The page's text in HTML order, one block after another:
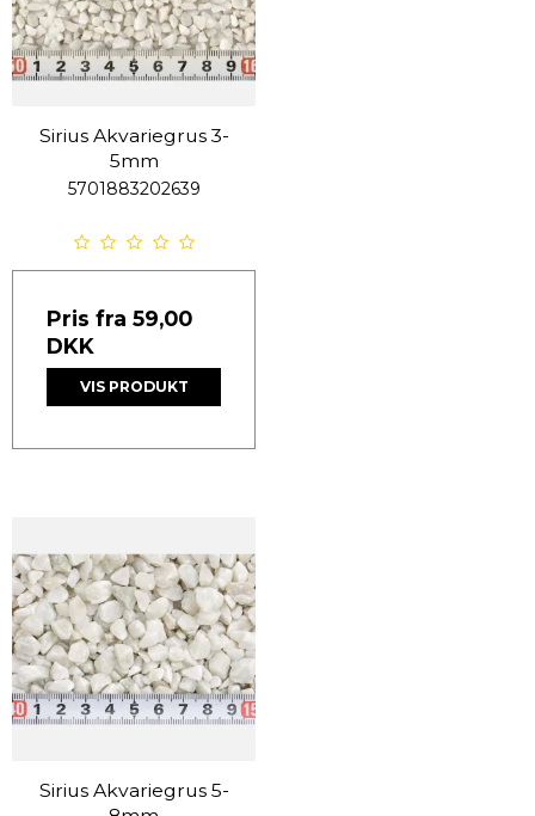
Sirius Akvariegrus 3-
5mm
5701883202639
Pris fra 59,00
DKK
VIS PRODUKT
Sirius Akvariegrus 5-